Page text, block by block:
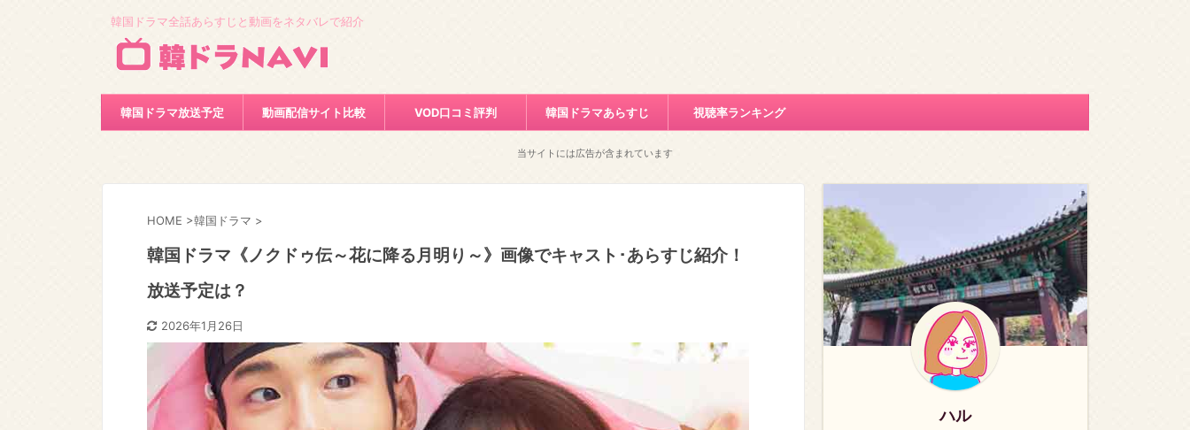
韓国ドラマ全話あらすじと動画をネタバレで紹介
韓国ドラマ放送予定 動画配信サイト比較 VOD口コミ評判 韓国ドラマあらすじ 視聴率ランキング
当サイトには広告が含まれています
HOME >韓国ドラマ >
韓国ドラマ《ノクドゥ伝～花に降る月明り～》画像でキャスト･あらすじ紹介！
放送予定は？
2026年1月26日
ハル